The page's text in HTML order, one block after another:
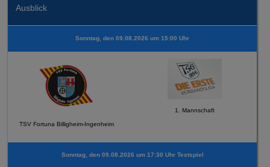
Ausblick
Sonntag, den 09.08.2026 um 15:00 Uhr
TSV Fortuna Billigheim-Ingenheim
1. Mannschaft
Sonntag, den 09.08.2026 um 17:30 Uhr Testspiel